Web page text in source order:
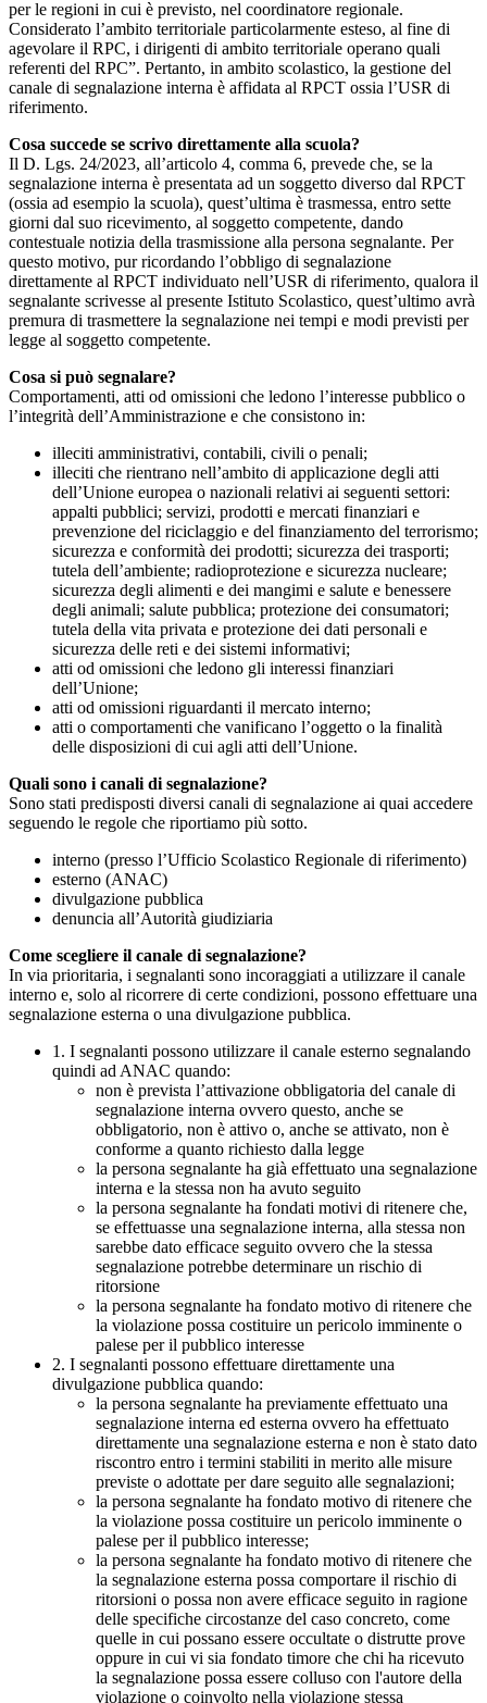
per le regioni in cui è previsto, nel coordinatore regionale.
Considerato l’ambito territoriale particolarmente esteso, al fine di
agevolare il RPC, i dirigenti di ambito territoriale operano quali
referenti del RPC”. Pertanto, in ambito scolastico, la gestione del
canale di segnalazione interna è affidata al RPCT ossia l’USR di
riferimento.
Cosa succede se scrivo direttamente alla scuola?
Il D. Lgs. 24/2023, all’articolo 4, comma 6, prevede che, se la
segnalazione interna è presentata ad un soggetto diverso dal RPCT
(ossia ad esempio la scuola), quest’ultima è trasmessa, entro sette
giorni dal suo ricevimento, al soggetto competente, dando
contestuale notizia della trasmissione alla persona segnalante. Per
questo motivo, pur ricordando l’obbligo di segnalazione
direttamente al RPCT individuato nell’USR di riferimento, qualora il
segnalante scrivesse al presente Istituto Scolastico, quest’ultimo avrà
premura di trasmettere la segnalazione nei tempi e modi previsti per
legge al soggetto competente.
Cosa si può segnalare?
Comportamenti, atti od omissioni che ledono l’interesse pubblico o
l’integrità dell’Amministrazione e che consistono in:
illeciti amministrativi, contabili, civili o penali;
illeciti che rientrano nell’ambito di applicazione degli atti
dell’Unione europea o nazionali relativi ai seguenti settori:
appalti pubblici; servizi, prodotti e mercati finanziari e
prevenzione del riciclaggio e del finanziamento del terrorismo;
sicurezza e conformità dei prodotti; sicurezza dei trasporti;
tutela dell’ambiente; radioprotezione e sicurezza nucleare;
sicurezza degli alimenti e dei mangimi e salute e benessere
degli animali; salute pubblica; protezione dei consumatori;
tutela della vita privata e protezione dei dati personali e
sicurezza delle reti e dei sistemi informativi;
atti od omissioni che ledono gli interessi finanziari
dell’Unione;
atti od omissioni riguardanti il mercato interno;
atti o comportamenti che vanificano l’oggetto o la finalità
delle disposizioni di cui agli atti dell’Unione.
Quali sono i canali di segnalazione?
Sono stati predisposti diversi canali di segnalazione ai quai accedere
seguendo le regole che riportiamo più sotto.
interno (presso l’Ufficio Scolastico Regionale di riferimento)
esterno (ANAC)
divulgazione pubblica
denuncia all’Autorità giudiziaria
Come scegliere il canale di segnalazione?
In via prioritaria, i segnalanti sono incoraggiati a utilizzare il canale
interno e, solo al ricorrere di certe condizioni, possono effettuare una
segnalazione esterna o una divulgazione pubblica.
1. I segnalanti possono utilizzare il canale esterno segnalando
quindi ad ANAC quando:
non è prevista l’attivazione obbligatoria del canale di
segnalazione interna ovvero questo, anche se
obbligatorio, non è attivo o, anche se attivato, non è
conforme a quanto richiesto dalla legge
la persona segnalante ha già effettuato una segnalazione
interna e la stessa non ha avuto seguito
la persona segnalante ha fondati motivi di ritenere che,
se effettuasse una segnalazione interna, alla stessa non
sarebbe dato efficace seguito ovvero che la stessa
segnalazione potrebbe determinare un rischio di
ritorsione
la persona segnalante ha fondato motivo di ritenere che
la violazione possa costituire un pericolo imminente o
palese per il pubblico interesse
2. I segnalanti possono effettuare direttamente una
divulgazione pubblica quando:
la persona segnalante ha previamente effettuato una
segnalazione interna ed esterna ovvero ha effettuato
direttamente una segnalazione esterna e non è stato dato
riscontro entro i termini stabiliti in merito alle misure
previste o adottate per dare seguito alle segnalazioni;
la persona segnalante ha fondato motivo di ritenere che
la violazione possa costituire un pericolo imminente o
palese per il pubblico interesse;
la persona segnalante ha fondato motivo di ritenere che
la segnalazione esterna possa comportare il rischio di
ritorsioni o possa non avere efficace seguito in ragione
delle specifiche circostanze del caso concreto, come
quelle in cui possano essere occultate o distrutte prove
oppure in cui vi sia fondato timore che chi ha ricevuto
la segnalazione possa essere colluso con l'autore della
violazione o coinvolto nella violazione stessa